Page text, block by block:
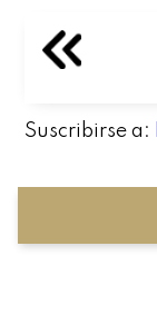
Suscribirse a: